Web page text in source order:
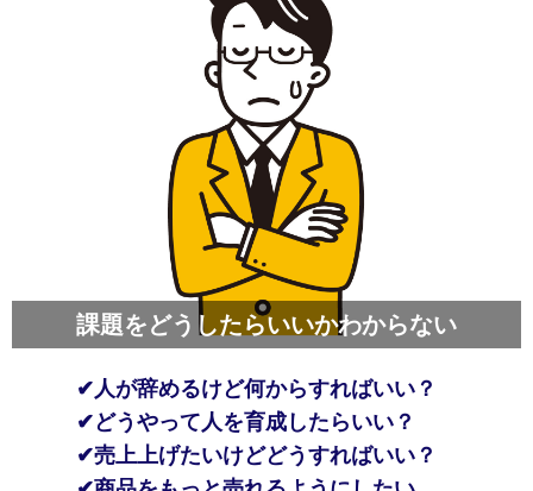
課題をどうしたらいいかわからない
✔人が辞めるけど何からすればいい？
✔どうやって人を育成したらいい？
✔売上上げたいけどどうすればいい？